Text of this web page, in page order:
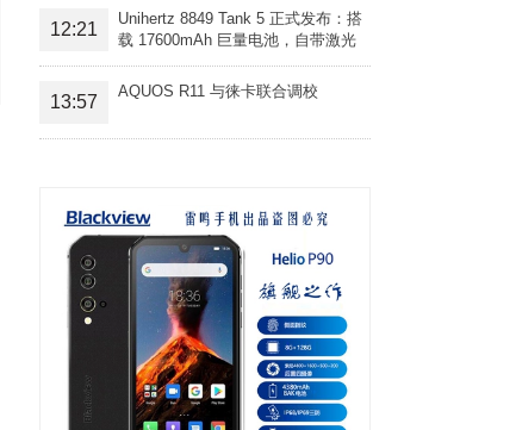
12:21
Unihertz 8849 Tank 5 正式发布：搭
载 17600mAh 巨量电池，自带激光
投影旗舰三防手机
13:57
AQUOS R11 与徕卡联合调校